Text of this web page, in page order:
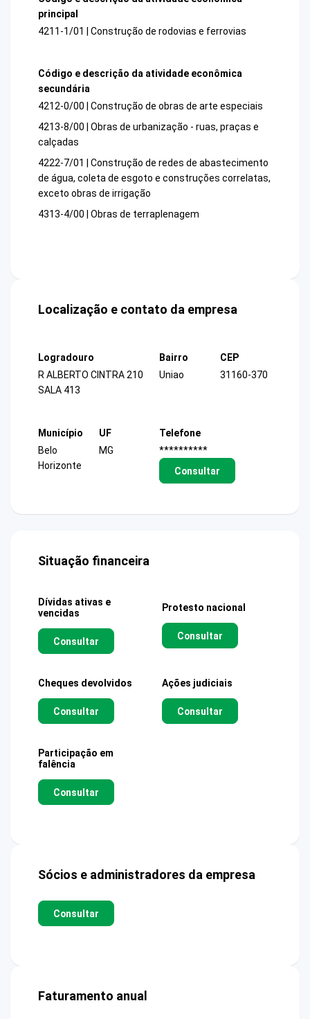
principal
4211-1/01 | Construção de rodovias e ferrovias
Código e descrição da atividade econômica
secundária
4212-0/00 | Construção de obras de arte especiais
4213-8/00 | Obras de urbanização - ruas, praças e
calçadas
4222-7/01 | Construção de redes de abastecimento
de água, coleta de esgoto e construções correlatas,
exceto obras de irrigação
4313-4/00 | Obras de terraplenagem
Localização e contato da empresa
Logradouro
R ALBERTO CINTRA 210
SALA 413
Bairro
Uniao
CEP
31160-370
Município
Belo
Horizonte
UF
MG
Telefone
**********
Consultar
Situação financeira
Dívidas ativas e
vencidas
Consultar
Protesto nacional
Consultar
Cheques devolvidos
Consultar
Ações judiciais
Consultar
Participação em
falência
Consultar
Sócios e administradores da empresa
Consultar
Faturamento anual